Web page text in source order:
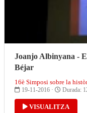
Joanjo Albinyana -
Béjar
16è Simposi sobre la
19-11-2016 · Durada:
VISUALITZA